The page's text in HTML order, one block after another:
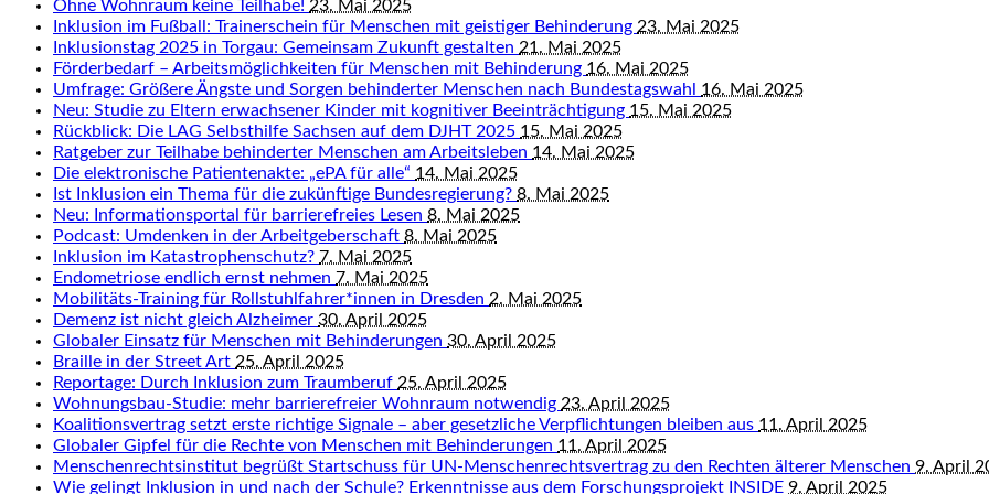
Ohne Wohnraum keine Teilhabe! 23. Mai 2025
Inklusion im Fußball: Trainerschein für Menschen mit geistiger Behinderung 23. Mai 2025
Inklusionstag 2025 in Torgau: Gemeinsam Zukunft gestalten 21. Mai 2025
Förderbedarf – Arbeitsmöglichkeiten für Menschen mit Behinderung 16. Mai 2025
Umfrage: Größere Ängste und Sorgen behinderter Menschen nach Bundestagswahl 16. Mai 2025
Neu: Studie zu Eltern erwachsener Kinder mit kognitiver Beeinträchtigung 15. Mai 2025
Rückblick: Die LAG Selbsthilfe Sachsen auf dem DJHT 2025 15. Mai 2025
Ratgeber zur Teilhabe behinderter Menschen am Arbeitsleben 14. Mai 2025
Die elektronische Patientenakte: „ePA für alle“ 14. Mai 2025
Ist Inklusion ein Thema für die zukünftige Bundesregierung? 8. Mai 2025
Neu: Informationsportal für barrierefreies Lesen 8. Mai 2025
Podcast: Umdenken in der Arbeitgeberschaft 8. Mai 2025
Inklusion im Katastrophenschutz? 7. Mai 2025
Endometriose endlich ernst nehmen 7. Mai 2025
Mobilitäts-Training für Rollstuhlfahrer*innen in Dresden 2. Mai 2025
Demenz ist nicht gleich Alzheimer 30. April 2025
Globaler Einsatz für Menschen mit Behinderungen 30. April 2025
Braille in der Street Art 25. April 2025
Reportage: Durch Inklusion zum Traumberuf 25. April 2025
Wohnungsbau-Studie: mehr barrierefreier Wohnraum notwendig 23. April 2025
Koalitionsvertrag setzt erste richtige Signale – aber gesetzliche Verpflichtungen bleiben aus 11. April 2025
Globaler Gipfel für die Rechte von Menschen mit Behinderungen 11. April 2025
Menschenrechtsinstitut begrüßt Startschuss für UN-Menschenrechtsvertrag zu den Rechten älterer Menschen 9. April
Wie gelingt Inklusion in und nach der Schule? Erkenntnisse aus dem Forschungsprojekt INSIDE 9. April 2025